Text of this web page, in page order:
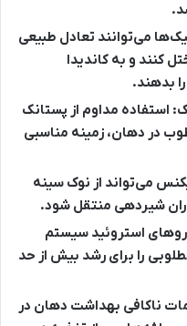
می‌توانند تعادل طبیعی
کنند و به کاندیدا
بدهند.
استفاده مداوم از پستانک
در دهان، زمینه مناسبی
می‌تواند از نوک سینه
شیردهی منتقل شود.
استروئید سیستم
را برای رشد بیش از حد
ناکافی بهداشت دهان در